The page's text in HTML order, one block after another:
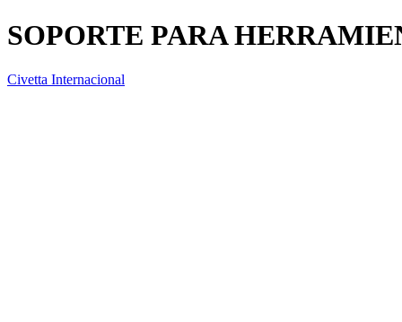
SOPORTE PARA
Civetta Internacional